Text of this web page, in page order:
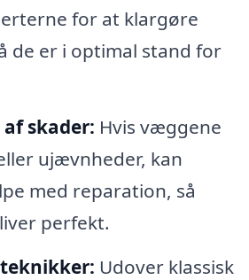
for at klargøre
de er i optimal stand for
skader: Hvis væggene
ujævnheder, kan
med reparation, så
perfekt.
Udover klassisk